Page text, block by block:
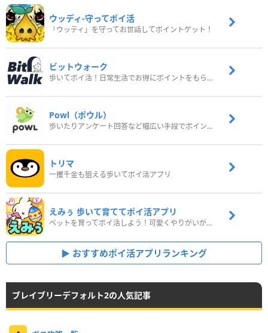
ウッディ‐守ってポイ活
「ウッディ」を守ってお世話してポイントゲット！
ビットウォーク
歩いてポイ活！日常生活でお得にポイントをもらおう
Powl（ポウル）
歩いたりアンケート回答など幅広い手段でポイントをゲット
トリマ
一攫千金も狙える歩いてポイ活アプリ
えみぅ 歩いて育ててポイ活アプリ
ペットを育ってポイ活しよう！可愛くやりがいがある新感覚アプリ
おすすめポイ活アプリランキング
ブレイブリーデフォルト2の人気記事